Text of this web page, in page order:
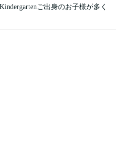
ご出身のお子様が多く